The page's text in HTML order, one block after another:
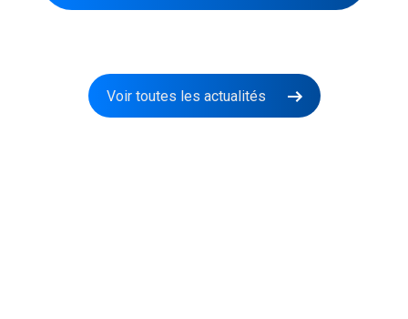
Voir toutes les actualités